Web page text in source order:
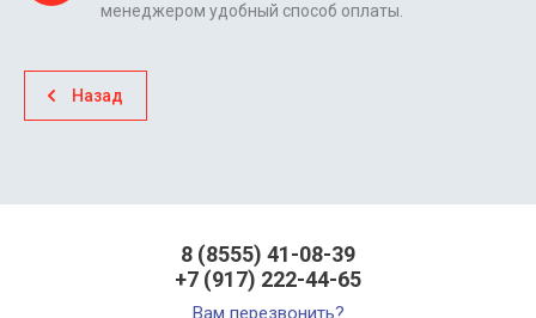
менеджером удобный способ оплаты.
Назад
8 (8555) 41-08-39
+7 (917) 222-44-65
Вам перезвонить?